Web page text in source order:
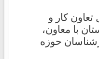
کار و
با معاون،
حوزه